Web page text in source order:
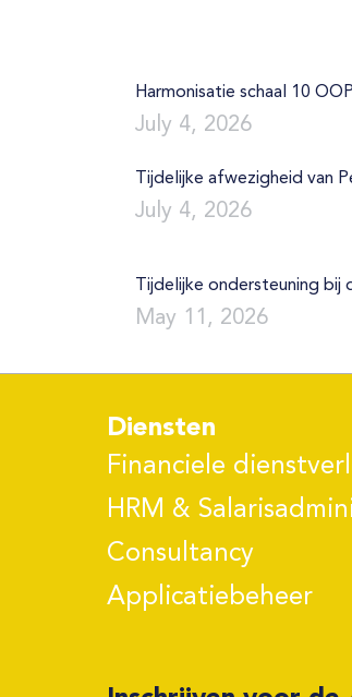
Harmonisatie schaal 10 OOP
July 4, 2026
Tijdelijke afwezigheid van
July 4, 2026
Tijdelijke ondersteuning bij
May 11, 2026
Diensten
Financiele
HRM &
Consultancy
Applicatiebeheer